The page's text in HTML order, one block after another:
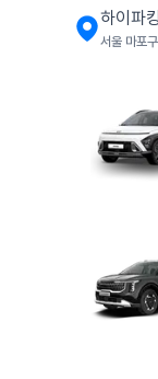
하이파
서울 마포